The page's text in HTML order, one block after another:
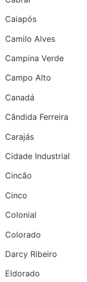
Caiapós
Camilo Alves
Campina Verde
Campo Alto
Canadá
Cândida Ferreira
Carajás
Cidade Industrial
Cincão
Cinco
Colonial
Colorado
Darcy Ribeiro
Eldorado